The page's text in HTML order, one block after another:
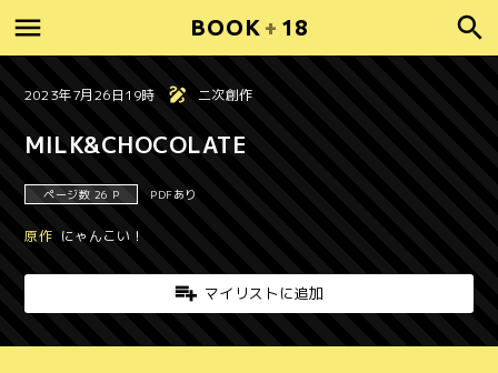
BOOK + 18
2023年7月26日19時 二次創作
MILK&CHOCOLATE
ページ数 26 P PDFあり
原作 にゃんこい！
マイリストに追加